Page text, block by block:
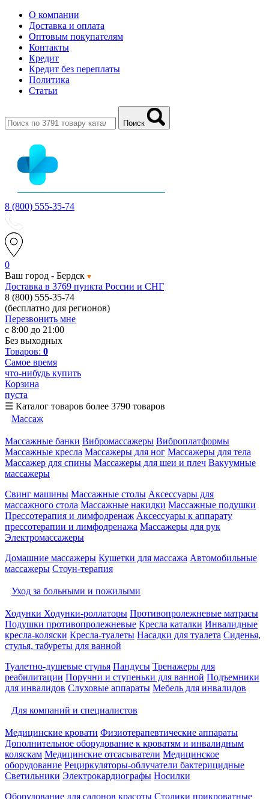
О компании
Доставка и оплата
Оптовым покупателям
Контакты
Кредит
Кредит без переплаты
Политика
Статьи
Поиск
8 (800) 555-35-74
0
Ваш город - Бердск
Доставка в 3769 пункта России и СНГ
8 (800) 555-35-74
(бесплатно для регионов)
Перезвонить мне
с 8:00 до 21:00
Без выходных
Товаров: 0
Самое время
что-нибудь купить
Корзина
пуста
☰ Каталог товаров более 3790 товаров
Массаж
Массажные банки Вибромассажеры Виброплатформы
Массажные кресла Массажеры для ног Массажеры для тела
Массажер для спины Массажеры для шеи и плеч Вакуумные
массажеры
Свинг машины Массажные столы Аксессуары для
массажного стола Массажные накидки Массажные подушки
Прессотерапия и лимфодренаж Аксессуары к аппарату
прессотерапии и лимфодренажа Массажеры для рук
Электромассажеры
Домашние массажеры Кушетки для массажа Автомобильные
массажеры Стоун-терапия
Уход за больными и пожилыми
Ходунки Ходунки-роллаторы Противопролежневые матрасы
Подушки противопролежневые Кресла каталки Инвалидные
кресла-коляски Кресла-туалеты Насадки для туалета Сиденья,
стулья, табуреты для ванной
Туалетно-душевые стулья Пандусы Тренажеры для
реабилитации Поручни и ступеньки для ванной Подъемники
для инвалидов Слуховые аппараты Мебель для инвалидов
Для компаний и специалистов
Медицинские кровати Физиотерапевтические аппараты
Дополнительное оборудование к кроватям и инвалидным
коляскам Медицинские отсасыватели Медицинское
оборудование Рециркуляторы-облучатели бактерицидные
Светильники Электрокардиографы Носилки
Оборудование для салонов красоты Столики прикроватные